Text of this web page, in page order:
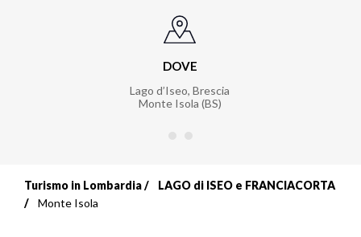
DOVE
Lago d’Iseo, Brescia
Monte Isola (BS)
Briciole
Turismo in Lombardia
LAGO di ISEO e FRANCIACORTA
Monte Isola